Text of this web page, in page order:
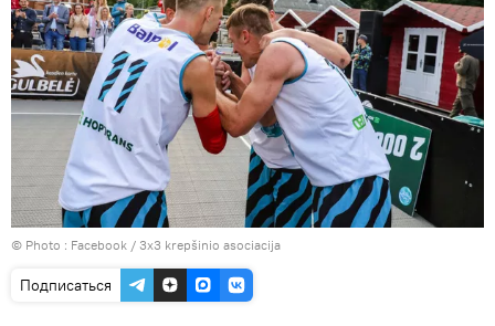
© Photo : Facebook / 3x3 krepšinio asociacija
Подписаться